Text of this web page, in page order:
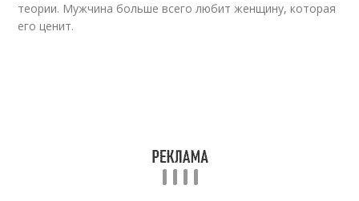
теории. Мужчина больше всего любит женщину, которая
его ценит.